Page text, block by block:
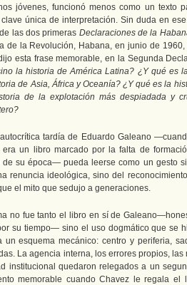
jóvenes, funcionó menos como un texto
única de interpretación. Sin duda en
las dos primeras Declaraciones de la
de la Revolución, Habana, en junio de
esta frase memorable, en la Segunda
la historia de América Latina? ¿Y qué es
de Asia, África y Oceanía? ¿Y qué es la
de la explotación más despiadada y
tardía de Eduardo Galeano
un libro marcado por la falta de
de su época— pueda leerse como un gesto
renuncia ideológica, sino del
el mito que sedujo a generaciones.
no fue tanto el libro en sí de
su tiempo— sino el uso dogmático que se
un esquema mecánico: centro y periferia,
La agencia interna, los errores propios,
institucional quedaron relegados a un
memorable cuando Chavez le regala el